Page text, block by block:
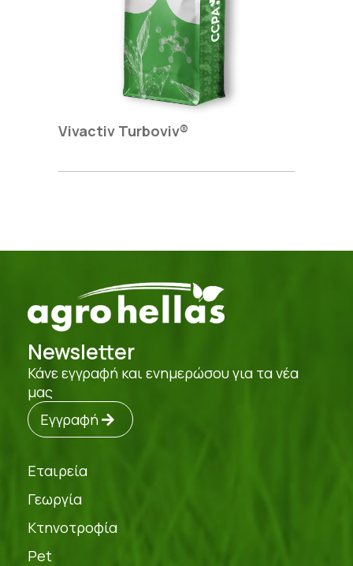
Vivactiv Turboviv®
Newsletter
Κάνε εγγραφή και ενημερώσου για τα νέα
μας
Εγγραφή
Εταιρεία
Γεωργία
Κτηνοτροφία
Pet